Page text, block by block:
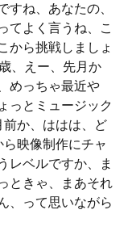
すね、あなたの、
てよく言うね、こ
から挑戦しましょ
、えー、先月か
めっちゃ最近や
っとミュージック
か、ははは、ど
映像制作にチャ
レベルですか、ま
ときゃ、まあそれ
、って思いながら